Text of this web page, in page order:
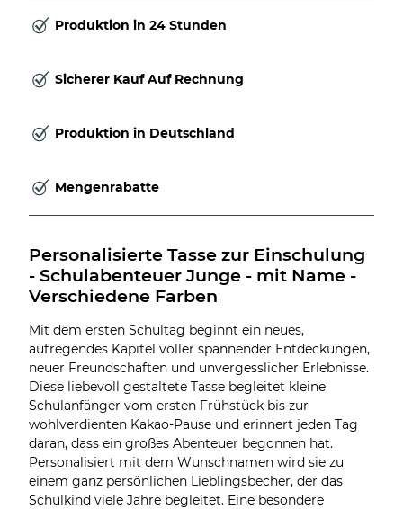
Produktion in 24 Stunden
Sicherer Kauf Auf Rechnung
Produktion in Deutschland
Mengenrabatte
Personalisierte Tasse zur Einschulung
- Schulabenteuer Junge - mit Name -
Verschiedene Farben
Mit dem ersten Schultag beginnt ein neues,
aufregendes Kapitel voller spannender Entdeckungen,
neuer Freundschaften und unvergesslicher Erlebnisse.
Diese liebevoll gestaltete Tasse begleitet kleine
Schulanfänger vom ersten Frühstück bis zur
wohlverdienten Kakao-Pause und erinnert jeden Tag
daran, dass ein großes Abenteuer begonnen hat.
Personalisiert mit dem Wunschnamen wird sie zu
einem ganz persönlichen Lieblingsbecher, der das
Schulkind viele Jahre begleitet. Eine besondere